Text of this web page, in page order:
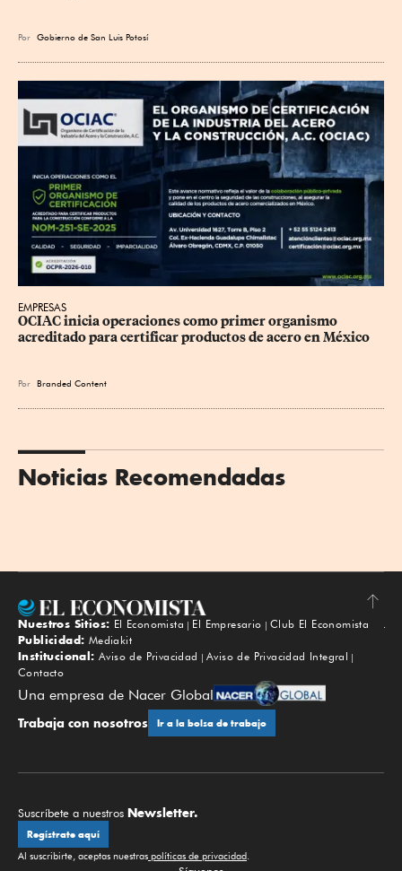
Por Gobierno de San Luis Potosí
EMPRESAS
OCIAC inicia operaciones como primer organismo
acreditado para certificar productos de acero en México
Por Branded Content
Noticias Recomendadas
Subir
Nuestros Sitios: El Economista El Empresario
Club El Economista
Publicidad: Mediakit
Institucional: Aviso de Privacidad
Aviso de Privacidad Integral
Contacto
Una empresa de Nacer Global
Trabaja con nosotros Ir a la bolsa de trabajo
Suscríbete a nuestros Newsletter.
Regístrate aquí
Al suscribirte, aceptas nuestras políticas de privacidad